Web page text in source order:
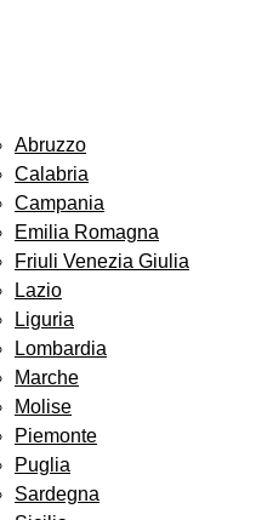
Abruzzo
Calabria
Campania
Emilia Romagna
Friuli Venezia Giulia
Lazio
Liguria
Lombardia
Marche
Molise
Piemonte
Puglia
Sardegna